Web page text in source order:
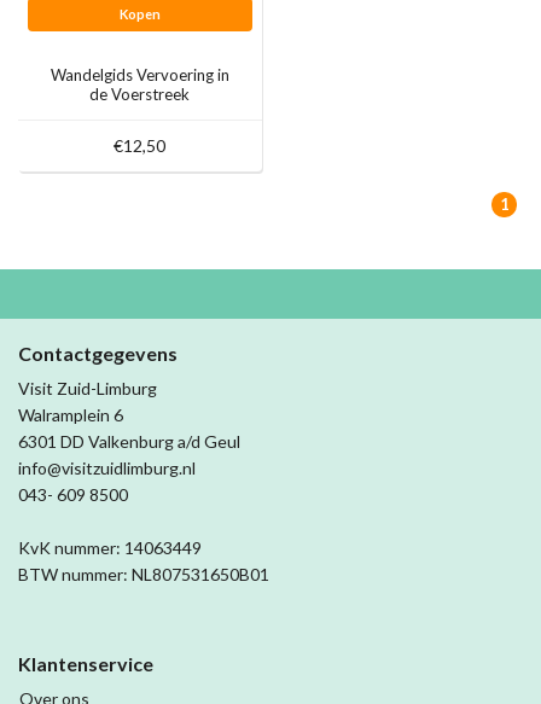
Kopen
Wandelgids Vervoering in
de Voerstreek
€12,50
1
Contactgegevens
Visit Zuid-Limburg
Walramplein 6
6301 DD Valkenburg a/d Geul
info@visitzuidlimburg.nl
043- 609 8500
KvK nummer: 14063449
BTW nummer: NL807531650B01
Klantenservice
Over ons